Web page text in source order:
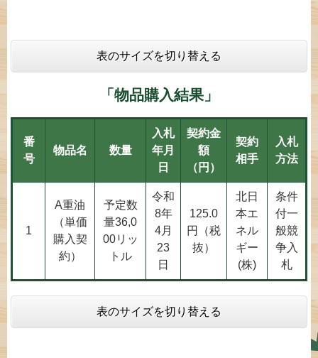
表のサイズを切り替える
「物品購入結果」
番
号
物品名 数量
入札
年月
日
契約金
額
（円）
契約
相手
入札
方法
1
A重油
（単価
購入契
約）
予定数
量36,0
00リッ
トル
令和
8年
4月
23
日
125.0
円（税
抜）
北日
本エ
ネル
ギー
(株)
条件
付一
般競
争入
札
表のサイズを切り替える